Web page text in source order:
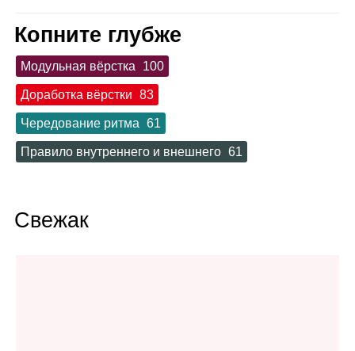
Копните глубже
Модульная вёрстка 100
Доработка вёрстки 83
Чередование ритма 61
Правило внутреннего и внешнего 61
Свежак